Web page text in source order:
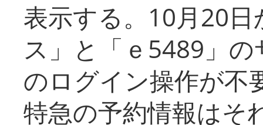
表示する。10月20
ス」と「ｅ5489」
のログイン操作が不
特急の予約情報はそ